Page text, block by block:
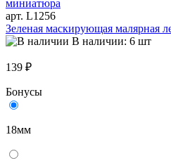
арт. L1256
Зеленая маскирующая малярная
В наличии: 6 шт
139 ₽
Бонусы
18мм